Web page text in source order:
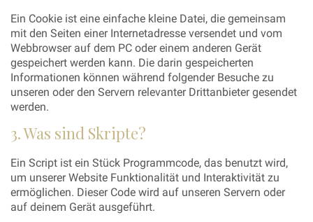
Ein Cookie ist eine einfache kleine Datei, die gemeinsam
mit den Seiten einer Internetadresse versendet und vom
Webbrowser auf dem PC oder einem anderen Gerät
gespeichert werden kann. Die darin gespeicherten
Informationen können während folgender Besuche zu
unseren oder den Servern relevanter Drittanbieter gesendet
werden.
3. Was sind Skripte?
Ein Script ist ein Stück Programmcode, das benutzt wird,
um unserer Website Funktionalität und Interaktivität zu
ermöglichen. Dieser Code wird auf unseren Servern oder
auf deinem Gerät ausgeführt.